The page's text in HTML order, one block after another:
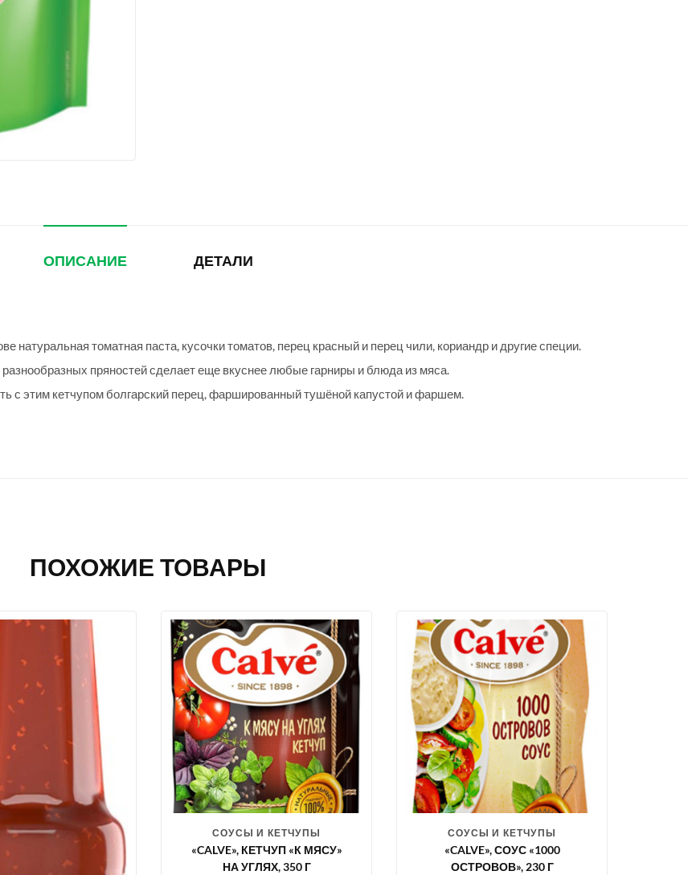
ОПИСАНИЕ ДЕТАЛИ
натуральная томатная паста, кусочки томатов, перец красный и перец чили, кориандр и другие специи.
пряностей сделает еще вкуснее любые гарниры и блюда из мяса.
с этим кетчупом болгарский перец, фаршированный тушёной капустой и фаршем.
ПОХОЖИЕ ТОВАРЫ
СОУСЫ И КЕТЧУПЫ
«CALVE», КЕТЧУП «К МЯСУ»
НА УГЛЯХ, 350 Г
СОУСЫ И КЕТЧУПЫ
«CALVE», СОУС «1000
ОСТРОВОВ», 230 Г